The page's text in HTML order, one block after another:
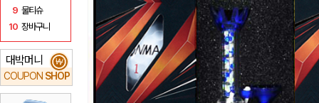
9 물티슈
10 장바구니
대박머니
COUPON SHOP
₩